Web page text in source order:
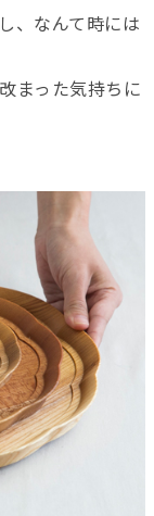
、なんて時には
まった気持ちに